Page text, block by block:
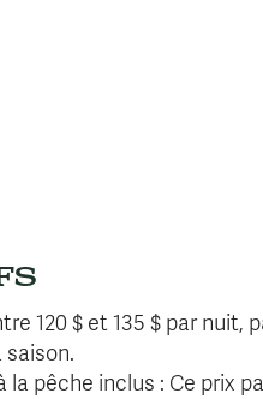
120 $ et 135 $ par nuit,
saison.
la pêche inclus : Ce prix